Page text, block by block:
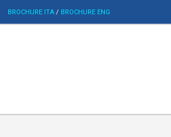
BROCHURE ITA / BROCHURE ENG